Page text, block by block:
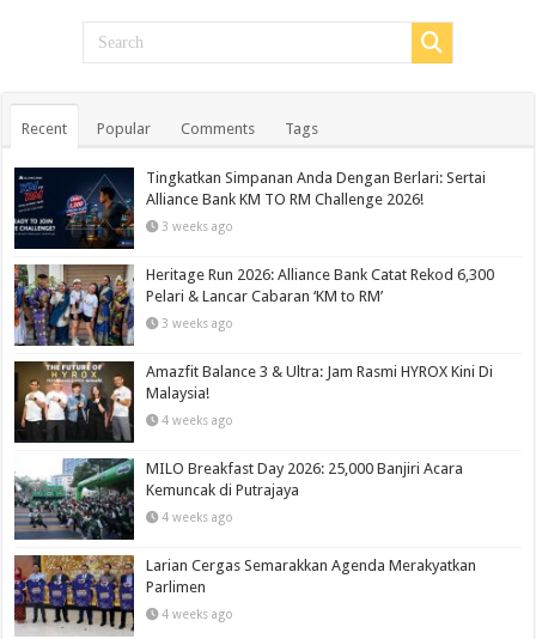
Recent Popular Comments Tags
Tingkatkan Simpanan Anda Dengan Berlari: Sertai
Alliance Bank KM TO RM Challenge 2026!
3 weeks ago
Heritage Run 2026: Alliance Bank Catat Rekod 6,300
Pelari & Lancar Cabaran ‘KM to RM’
3 weeks ago
Amazfit Balance 3 & Ultra: Jam Rasmi HYROX Kini Di
Malaysia!
4 weeks ago
MILO Breakfast Day 2026: 25,000 Banjiri Acara
Kemuncak di Putrajaya
4 weeks ago
Larian Cergas Semarakkan Agenda Merakyatkan
Parlimen
4 weeks ago